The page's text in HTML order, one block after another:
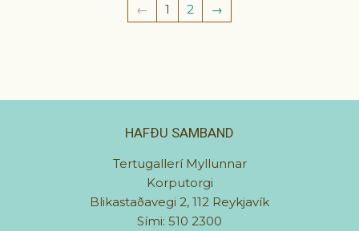
← 1 2 →
HAFÐU SAMBAND
Tertugallerí Myllunnar
Korputorgi
Blikastaðavegi 2, 112 Reykjavík
Sími: 510 2300